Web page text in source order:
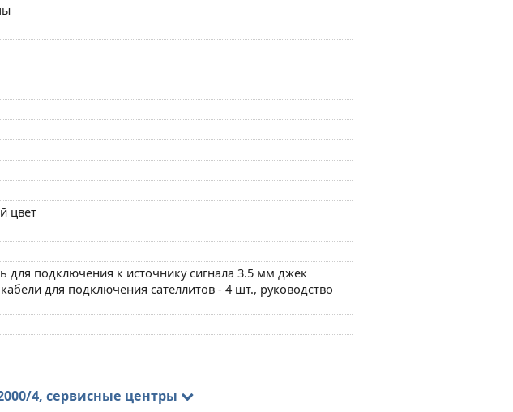
цвет
для подключения к источнику сигнала 3.5 мм джек
для подключения сателлитов - 4 шт., руководство
4, сервисные центры